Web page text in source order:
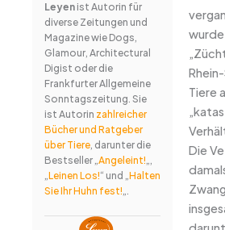
Leyenist Autorin für
diverse Zeitungen und
Magazine wie Dogs,
Glamour, Architectural
Digist oder die
Frankfurter Allgemeine
Sonntagszeitung. Sie
ist Autorin zahlreicher
Bücher und Ratgeber
über Tiere, darunter die
Bestseller „Angeleint!„,
„Leinen Los!“ und „Halten
Sie Ihr Huhn fest!„.
Tiere
Die